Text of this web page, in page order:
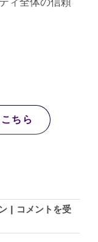
ちら
| 【コ
プ
コメントを受